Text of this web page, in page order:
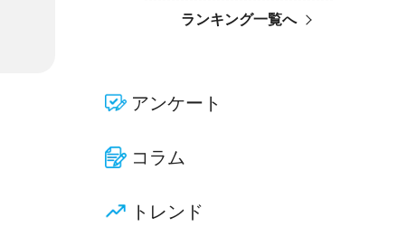
ランキング一覧へ
アンケート
コラム
トレンド